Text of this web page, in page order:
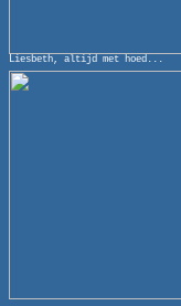
Liesbeth, altijd met hoed...